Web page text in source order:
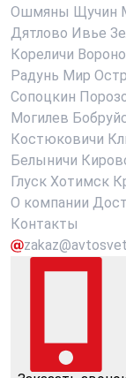
Ошмяны Щучин
Дятлово Ивье
Кореличи
Радунь Мир
Сопоцкин
Могилев
Костюковичи
Белыничи
Глуск Хотимск
О компании
Контакты